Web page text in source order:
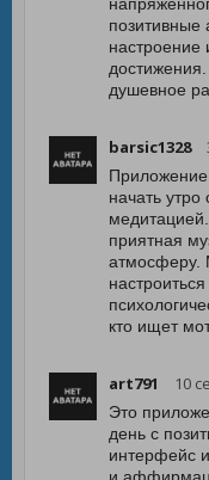
настроение
душевное
barsic1328
Приложение
начать
приятная
атмосферу.
кто ищет
art791 10
Это
день с
интерфейс